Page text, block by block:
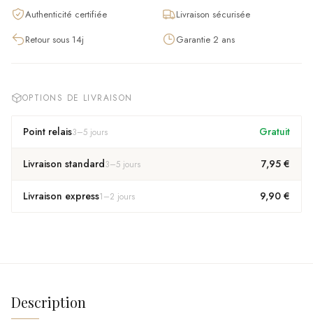
Authenticité certifiée
Livraison sécurisée
Retour sous 14j
Garantie 2 ans
OPTIONS DE LIVRAISON
Point relais3–5 jours Gratuit
Livraison standard3–5 jours 7,95 €
Livraison express1–2 jours 9,90 €
Description